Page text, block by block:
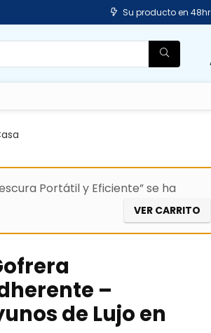
Su producto en
Portátil y Eficiente” se ha
VER CARRITO
–
de Lujo en